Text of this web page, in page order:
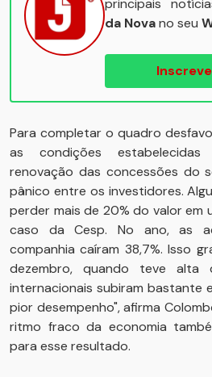
principais
da Novano seu
Para completar o quadro
as condições
renovação das concessões do
pânico entre os investidores.
perder mais de 20% do valor em
caso da Cesp. No ano, as
companhia caíram 38,7%. Isso
dezembro, quando teve alta
internacionais subiram bastante
pior desempenho", afirma
ritmo fraco da economia
para esse resultado.